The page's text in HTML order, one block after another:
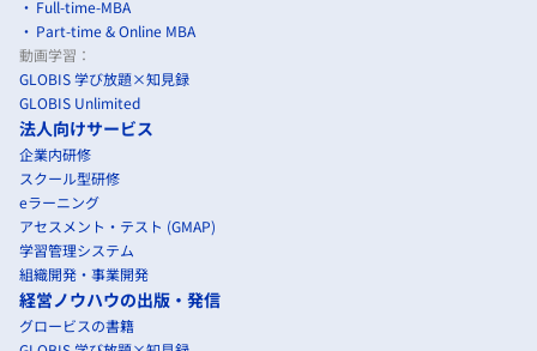
Full-time-MBA
Part-time & Online MBA
動画学習：
GLOBIS 学び放題×知見録
GLOBIS Unlimited
法人向けサービス
企業内研修
スクール型研修
eラーニング
アセスメント・テスト (GMAP)
学習管理システム
組織開発・事業開発
経営ノウハウの出版・発信
グロービスの書籍